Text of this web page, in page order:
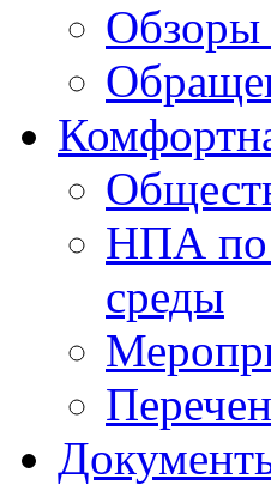
Обзоры
НПА по
среды